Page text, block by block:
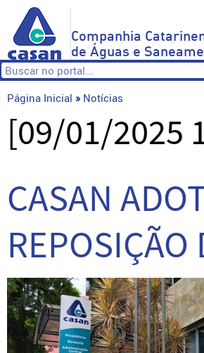
Companhia
de Águas e
Página Inicial » Notícias
[09/01/2025
CASAN